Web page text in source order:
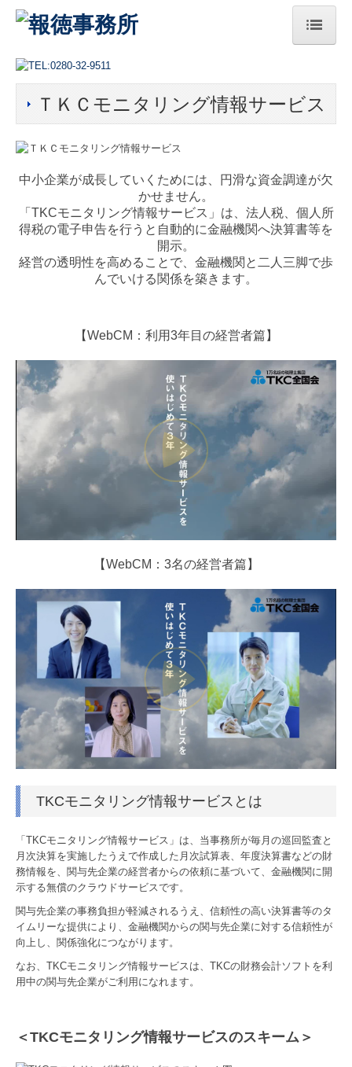
HOME
総本部
ご挨拶
経営理念
サステナビリティへの取組み
アクセス
プレスリリース
プライバシーポリシー
情報セキュリティ基本方針
経営計画支援
人材開発・社風診断
中堅大企業支援
社会福祉法人支援
医業経営支援
一円会
お客様の声
採用情報
職員インタビュー
ＴＫＣモニタリング情報サービス
中小企業が成長していくためには、円滑な資金調達が欠
かせません。
「TKCモニタリング情報サービス」は、 法人税、個人所
得税の電子申告を行うと自動的に金融機関へ決算書等を
開示。
経営の透明性を高めることで、金融機関と二人三脚で歩
んでいける関係を築きます。
【WebCM：利用3年目の経営者篇】
【WebCM：3名の経営者篇】
TKCモニタリング情報サービスとは
「TKCモニタリング情報サービス」は、当事務所が毎月の巡回監査と
月次決算を実施したうえで作成した月次試算表、年度決算書などの財
務情報を、関与先企業の経営者からの依頼に基づいて、金融機関に開
示する無償のクラウドサービスです。
関与先企業の事務負担が軽減されるうえ、信頼性の高い決算書等のタ
イムリーな提供により、金融機関からの関与先企業に対する信頼性が
向上し、関係強化につながります。
なお、TKCモニタリング情報サービスは、TKCの財務会計ソフトを利
用中の関与先企業がご利用になれます。
＜TKCモニタリング情報サービスのスキーム＞